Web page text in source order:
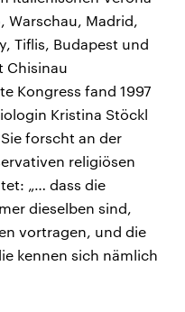
Warschau, Madrid,
Tiflis, Budapest und
Chisinau
Kongress fand 1997
Kristina Stöckl
forscht an der
religiösen
„… dass die
dieselben sind,
vortragen, und die
kennen sich nämlich